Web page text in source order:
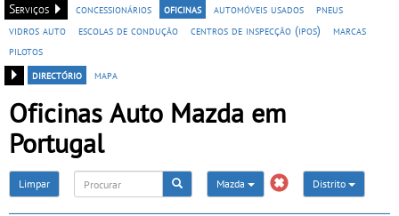
Serviços
concessionários oficinas automóveis usados
pneus
vidros auto
escolas de condução centros de inspecção (ipos)
marcas
pilotos
directório
mapa
Oficinas Auto Mazda em
Portugal
Limpar Mazda Distrito